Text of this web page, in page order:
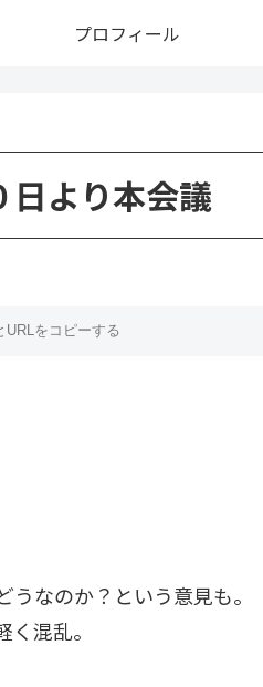
プロフィール
より本会議
なのか？という意見も。
混乱。